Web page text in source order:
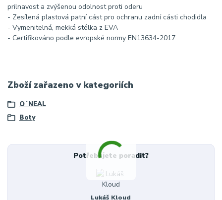
prilnavost a zvýšenou odolnost proti oderu
- Zesílená plastová patní cást pro ochranu zadní cásti chodidla
- Vymenitelná, mekká stélka z EVA
- Certifikováno podle evropské normy EN13634-2017
Zboží zařazeno v kategoriích
O´NEAL
Boty
Potřebujete poradit?
Lukáš Kloud